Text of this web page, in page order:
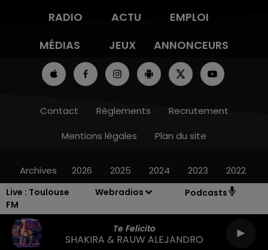
Live : Toulouse
FM
Webradios Podcasts
Te Felicito
SHAKIRA & RAUW ALEJANDRO
RADIO ACTU
EMPLOI
MÉDIAS
JEUX ANNONCEURS
Contact Règlements
Recrutement
Mentions légales
Plan du site
Archives 2026 2025 2024 2023 2022